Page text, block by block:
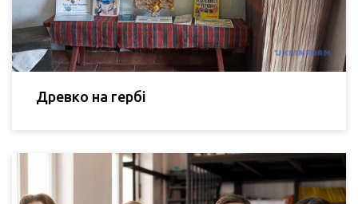
Древко на гербі